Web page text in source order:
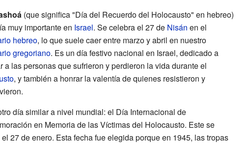
(que significa "Día del Recuerdo del Holocausto" en hebreo)
muy importante en Israel. Se celebra el 27 de Nisán en el
hebreo, lo que suele caer entre marzo y abril en nuestro
gregoriano. Es un día festivo nacional en Israel, dedicado a
a las personas que sufrieron y perdieron la vida durante el
, y también a honrar la valentía de quienes resistieron y
día similar a nivel mundial: el Día Internacional de
en Memoria de las Víctimas del Holocausto. Este se
27 de enero. Esta fecha fue elegida porque en 1945, las tropas